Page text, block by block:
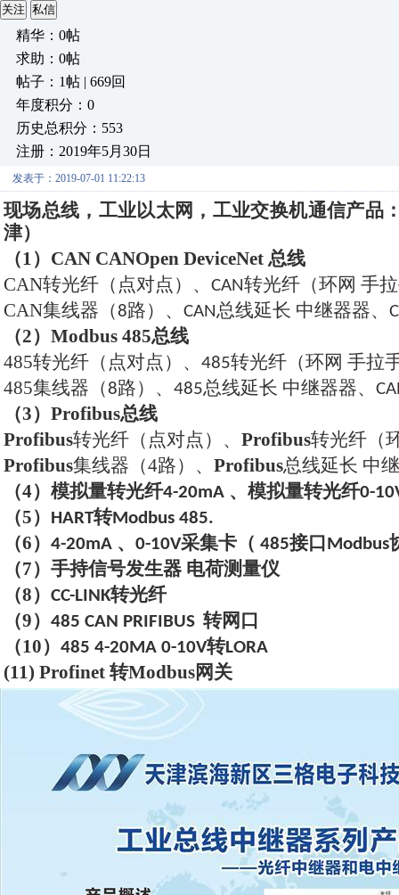
关注 私信
精华：0帖
求助：0帖
帖子：1帖 | 669回
年度积分：0
历史总积分：553
注册：2019年5月30日
发表于：2019-07-01 11:22:13
现场总线，工业以太网，工业交换机通信产品
津）
（1） CAN CANOpen DeviceNet 总线
CAN转光纤（点对点）、 CAN转光纤（环网 手
CAN集线器（8路）、 CAN总线延长 中继器器、
（2） Modbus 485总线
485转光纤（点对点）、 485转光纤（环网 手拉
485集线器（8路）、 485总线延长 中继器器、
（3） Profibus总线
Profibus转光纤（点对点）、 Profibus转光纤（
Profibus集线器（4路）、 Profibus总线延长 中
（4）模拟量转光纤4-20mA 、模拟量转光纤0-
（5） HART转Modbus 485.
（6） 4-20mA 、 0-10V采集卡（ 485接口 Modbus
（7）手持信号发生器 电荷测量仪
（8） CC-LINK转光纤
（9） 485 CAN PRIFIBUS 转网口
（10） 485 4-20MA 0-10V转LORA
(11) Profinet 转Modbus网关